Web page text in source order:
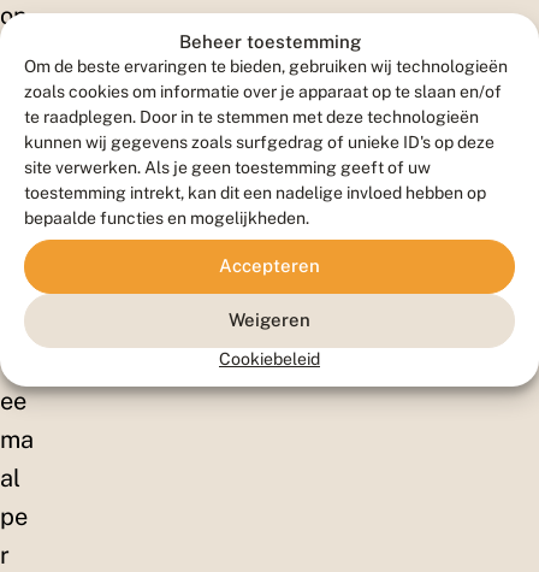
Beheer toestemming
Om de beste ervaringen te bieden, gebruiken wij technologieën
zoals cookies om informatie over je apparaat op te slaan en/of
te raadplegen. Door in te stemmen met deze technologieën
kunnen wij gegevens zoals surfgedrag of unieke ID's op deze
site verwerken. Als je geen toestemming geeft of uw
toestemming intrekt, kan dit een nadelige invloed hebben op
bepaalde functies en mogelijkheden.
Accepteren
Weigeren
Cookiebeleid
on
we
bsi
pla
ats
en
we
tw
ee
ma
al
pe
r